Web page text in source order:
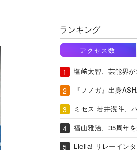
ランキング
アクセス数
塩﨑太智、芸能界
『ノノガ』出身
ミセス 若井滉斗、
福山雅治、35周年
Liella! リレーイン